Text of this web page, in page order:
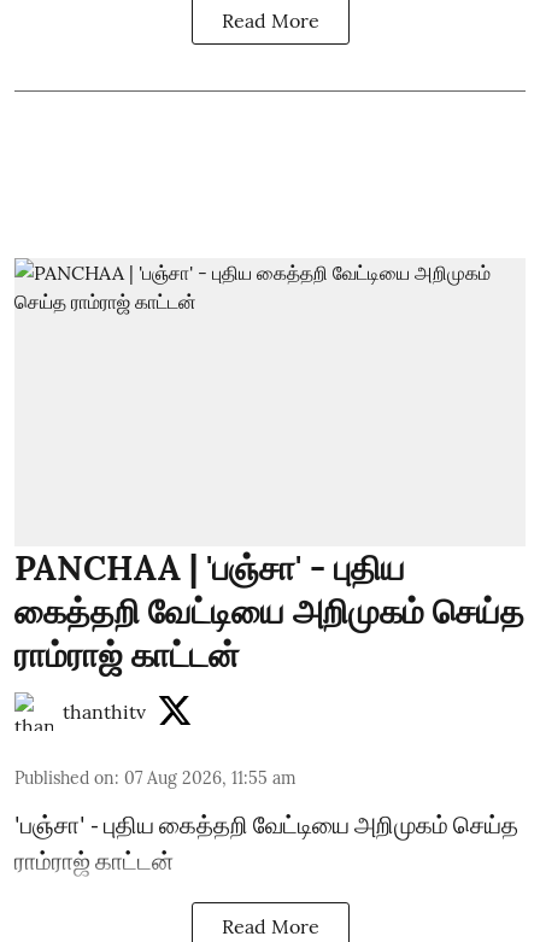
Read More
PANCHAA | 'பஞ்சா' - புதிய
கைத்தறி வேட்டியை அறிமுகம் செய்த
ராம்ராஜ் காட்டன்
thanthitv
Published on: 07 Aug 2026, 11:55 am
'பஞ்சா' - புதிய கைத்தறி வேட்டியை அறிமுகம் செய்த
ராம்ராஜ் காட்டன்
Read More